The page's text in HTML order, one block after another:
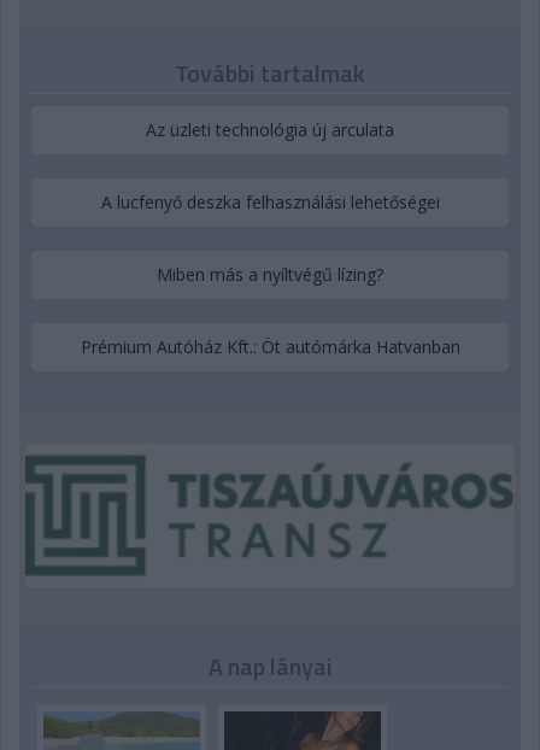
További tartalmak
Az üzleti technológia új arculata
A lucfenyő deszka felhasználási lehetőségei
Miben más a nyíltvégű lízing?
Prémium Autóház Kft.: Öt autómárka Hatvanban
A nap lányai